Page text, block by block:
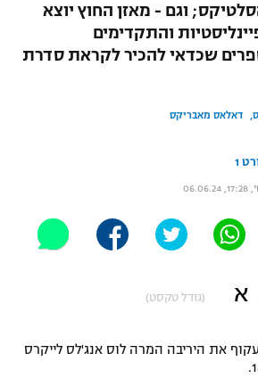
פודקאסט
בפרסים
וגם - מאזן החוץ יוצא
והתקדימים
שכדאי להכיר לקראת סדרת
דאלאס מאבריקס
1
א (גודל טקסט)
את היריבה המרה לוס אנג'לס לייקרס